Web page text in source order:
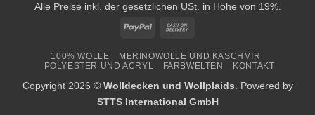
Alle Preise inkl. der gesetzlichen USt. in Höhe von 19%.
PayPal
Delivery
100% WOLLE
MERINOWOLLE UND KASCHMIR
POLYESTER UND ACRYL
FARBWELTEN KONTAKT
Copyright 2026 © Wolldecken und Wollplaids . Powered by
STTS International GmbH